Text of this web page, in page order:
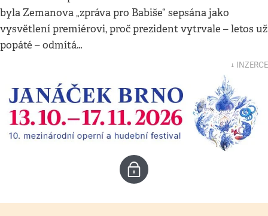
byla Zemanova „zpráva pro Babiše“ sepsána jako
vysvětlení premiérovi, proč prezident vytrvale – letos už
popáté – odmítá…
↓ INZERCE